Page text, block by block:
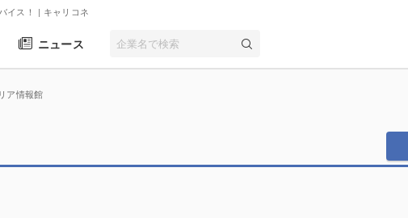
イス！ | キャリコネ
ニュース
ア情報館